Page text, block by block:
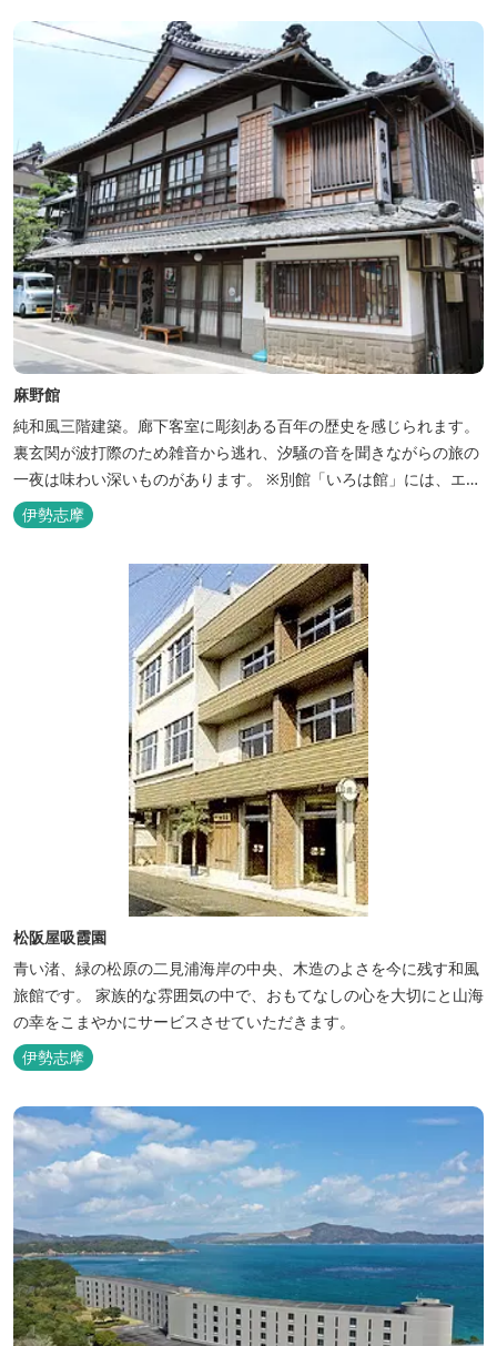
麻野館
純和風三階建築。廊下客室に彫刻ある百年の歴史を感じられます。
裏玄関が波打際のため雑音から逃れ、汐騒の音を聞きながらの旅の
一夜は味わい深いものがあります。 ※別館「いろは館」には、エイ
リアンやプレデターのリアルな模型があり、初めて見た方はビック
リしますよ。
伊勢志摩
松阪屋吸霞園
青い渚、緑の松原の二見浦海岸の中央、木造のよさを今に残す和風
旅館です。 家族的な雰囲気の中で、おもてなしの心を大切にと山海
の幸をこまやかにサービスさせていただきます。
伊勢志摩